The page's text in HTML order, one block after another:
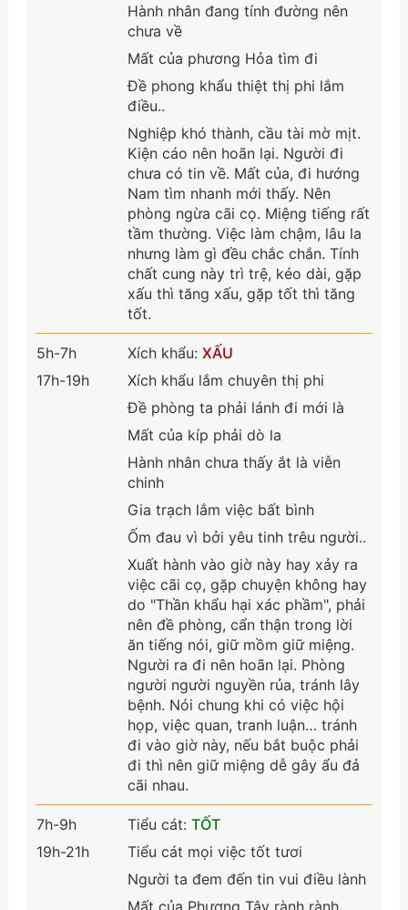
Hành nhân đang tính đường nên
chưa về
Mất của phương Hỏa tìm đi
Đề phong khẩu thiệt thị phi lắm
điều..
Nghiệp khó thành, cầu tài mờ mịt.
Kiện cáo nên hoãn lại. Người đi
chưa có tin về. Mất của, đi hướng
Nam tìm nhanh mới thấy. Nên
phòng ngừa cãi cọ. Miệng tiếng rất
tầm thường. Việc làm chậm, lâu la
nhưng làm gì đều chắc chắn. Tính
chất cung này trì trệ, kéo dài, gặp
xấu thì tăng xấu, gặp tốt thì tăng
tốt.
5h-7h
17h-19h
Xích khẩu: XẤU
Xích khẩu lắm chuyên thị phi
Đề phòng ta phải lánh đi mới là
Mất của kíp phải dò la
Hành nhân chưa thấy ắt là viễn
chinh
Gia trạch lắm việc bất bình
Ốm đau vì bởi yêu tinh trêu người..
Xuất hành vào giờ này hay xảy ra
việc cãi cọ, gặp chuyện không hay
do "Thần khẩu hại xác phầm", phải
nên đề phòng, cẩn thận trong lời
ăn tiếng nói, giữ mồm giữ miệng.
Người ra đi nên hoãn lại. Phòng
người người nguyền rủa, tránh lây
bệnh. Nói chung khi có việc hội
họp, việc quan, tranh luận… tránh
đi vào giờ này, nếu bắt buộc phải
đi thì nên giữ miệng dễ gây ẩu đả
cãi nhau.
7h-9h
19h-21h
Tiểu cát: TỐT
Tiểu cát mọi việc tốt tươi
Người ta đem đến tin vui điều lành
Mất của Phương Tây rành rành